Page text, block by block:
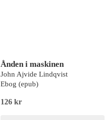
Ånden i maskinen
John Ajvide Lindqvist
Ebog (epub)
126 kr